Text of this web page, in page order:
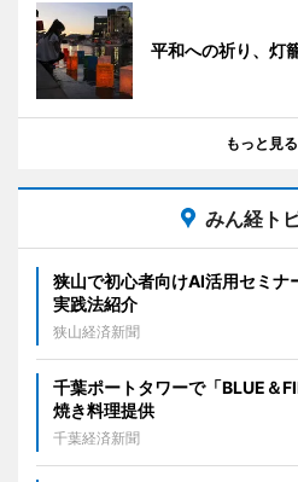
平和への祈り、灯
もっと見る
みん経ト
狭山で初心者向けAI活用セミ
実践法紹介
狭山経済新聞
千葉ポートタワーで「BLUE＆
焼き料理提供
千葉経済新聞